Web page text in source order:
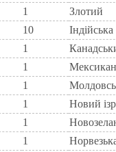
1 Злотий
10 Індійська
1
1
1
1 Новий
1
1